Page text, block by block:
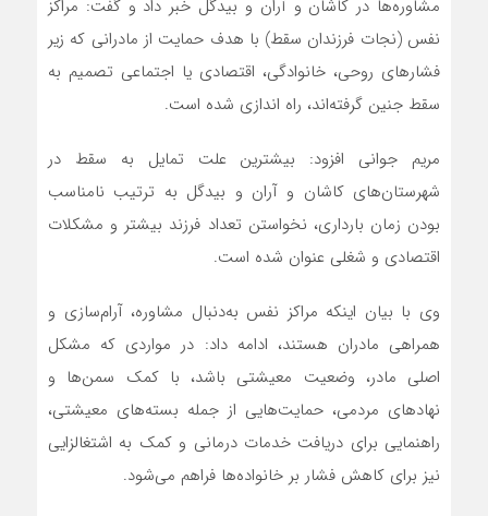
مشاوره‌ها در کاشان و آران و بیدگل خبر داد و گفت: مراکز
نفس (نجات فرزندان سقط) با هدف حمایت از مادرانی که زیر
فشار‌های روحی، خانوادگی، اقتصادی یا اجتماعی تصمیم به
سقط جنین گرفته‌اند، راه اندازی شده است.
مریم جوانی افزود: بیشترین علت تمایل به سقط در
شهرستان‌های کاشان و آران و بیدگل به ترتیب نامناسب
بودن زمان بارداری، نخواستن تعداد فرزند بیشتر و مشکلات
اقتصادی و شغلی عنوان شده است.
وی با بیان اینکه مراکز نفس به‌دنبال مشاوره، آرام‌سازی و
همراهی مادران هستند، ادامه داد: در مواردی که مشکل
اصلی مادر، وضعیت معیشتی باشد، با کمک سمن‌ها و
نهاد‌های مردمی، حمایت‌هایی از جمله بسته‌های معیشتی،
راهنمایی برای دریافت خدمات درمانی و کمک به اشتغالزایی
نیز برای کاهش فشار بر خانواده‌ها فراهم می‌شود.